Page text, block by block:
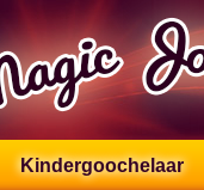
Kindergoochelaar